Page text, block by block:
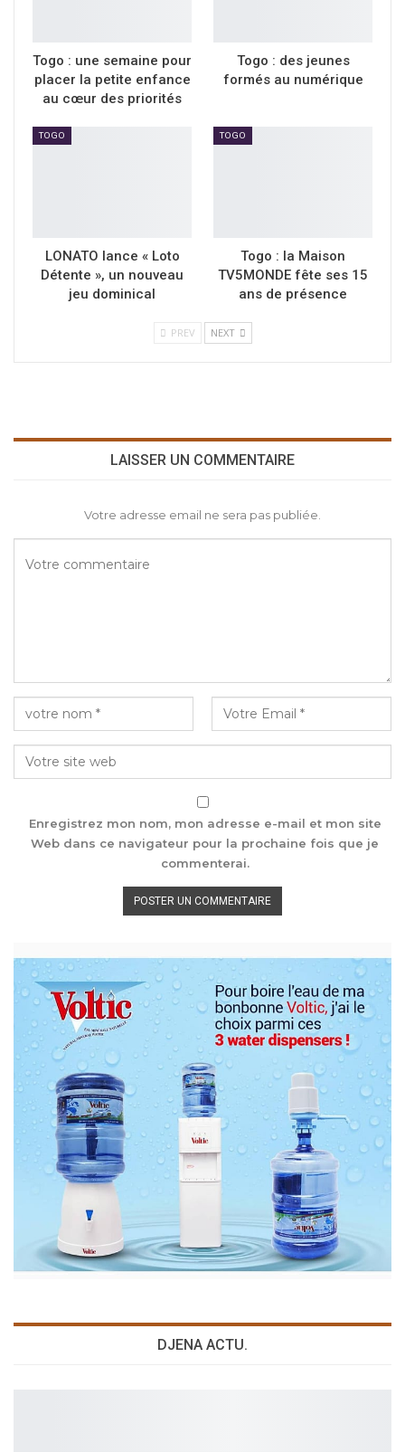
Togo : une semaine pour
placer la petite enfance
au cœur des priorités
Togo : des jeunes
formés au numérique
TOGO
LONATO lance « Loto
Détente », un nouveau
jeu dominical
TOGO
Togo : la Maison
TV5MONDE fête ses 15
ans de présence
PREV NEXT
LAISSER UN COMMENTAIRE
Votre adresse email ne sera pas publiée.
Enregistrez mon nom, mon adresse e-mail et mon site
Web dans ce navigateur pour la prochaine fois que je
commenterai.
DJENA ACTU.